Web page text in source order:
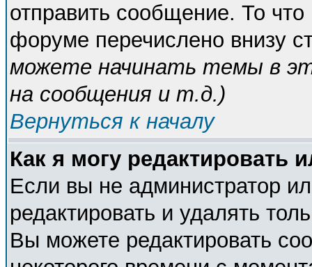
отправить сообщение. То
форуме перечислено внизу
можете начинать темы в
на сообщения и т.д.)
Вернуться к началу
Как я могу редактировать
Если вы не администратор
редактировать и удалять
Вы можете редактировать